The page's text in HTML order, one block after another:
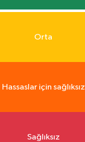
Orta
Hassaslar için sağlıksız
Sağlıksız